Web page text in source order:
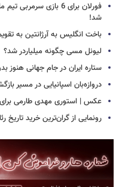
فورلان برای 6 بازی
شد!
باخت انگلیس به آرژانتین به
لیونل مسی چگونه میلیاردر شد؟
ستاره ایران در جام جهانی هنوز
دروازه‌بان اسپانیایی در مسیر
عکس | استوری مهدی طارمی برای
رونمایی از گران‌ترین خرید تاریخ